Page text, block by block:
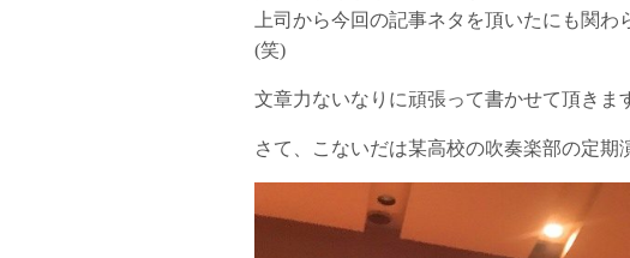
上司から今回の記事ネタを頂いたにも関わ
(笑)
文章力ないなりに頑張って書かせて頂きま
さて、こないだは某高校の吹奏楽部の定期